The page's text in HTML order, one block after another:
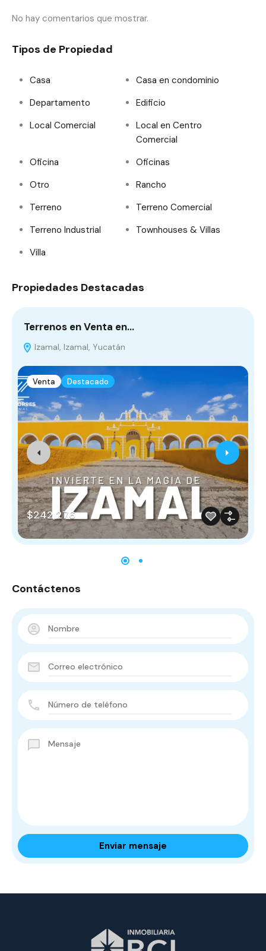
No hay comentarios que mostrar.
Tipos de Propiedad
Casa
Casa en condominio
Departamento
Edificio
Local Comercial
Local en Centro
Comercial
Oficina
Oficinas
Otro
Rancho
Terreno
Terreno Comercial
Terreno Industrial
Townhouses & Villas
Villa
Propiedades Destacadas
Terrenos en Venta en…
Izamal, Izamal, Yucatán
Venta Destacado
$242,276
Contáctenos